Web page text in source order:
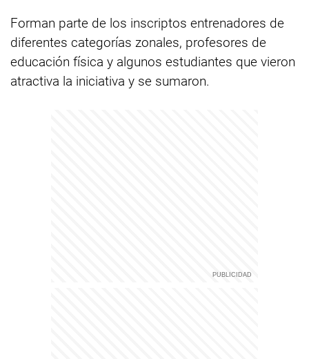
Forman parte de los inscriptos entrenadores de
diferentes categorías zonales, profesores de
educación física y algunos estudiantes que vieron
atractiva la iniciativa y se sumaron.